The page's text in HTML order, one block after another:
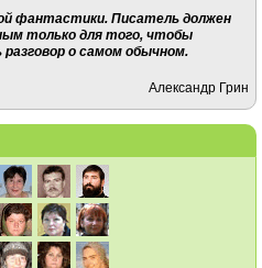
фантастики. Писатель должен
только для того, чтобы
о самом обычном.
Александр Грин